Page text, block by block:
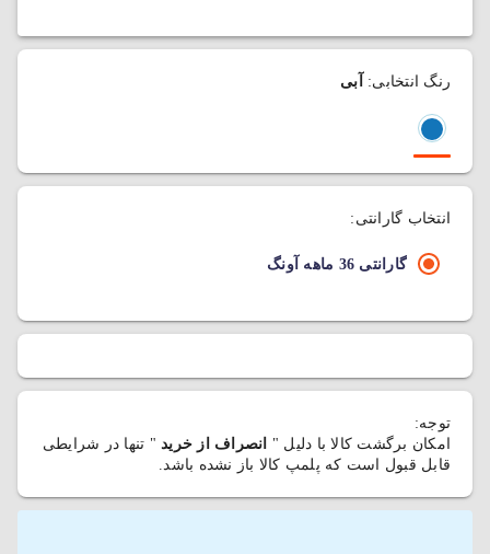
رنگ انتخابی: آبی
انتخاب گارانتی:
گارانتی 36 ماهه آونگ
توجه:
امکان برگشت کالا با دلیل "
انصراف از خرید " تنها در شرایطی
قابل قبول است که پلمپ کالا باز نشده باشد.